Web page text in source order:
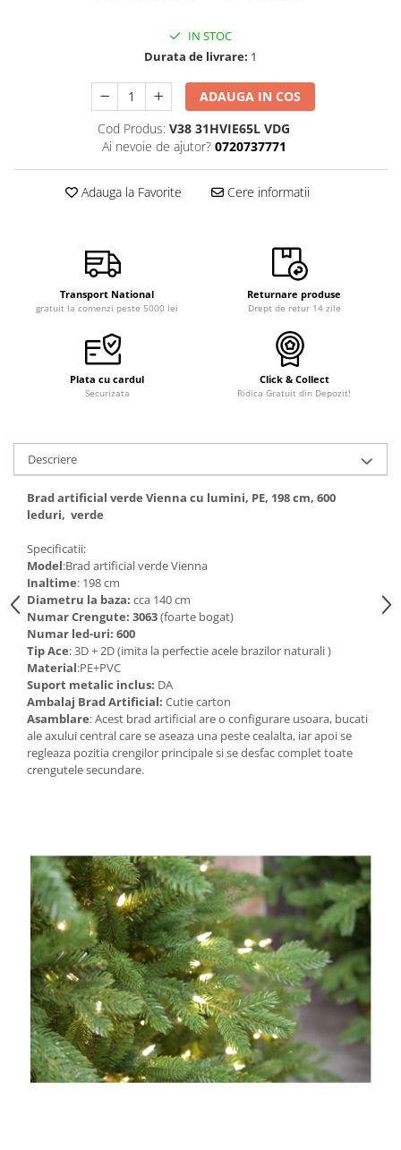
IN STOC
Durata de livrare: 1
ADAUGA IN COS
Cod Produs: V38 31HVIE65L VDG
Ai nevoie de ajutor? 0720737771
Adauga la Favorite Cere informatii
Transport National
gratuit la comenzi peste 5000 lei
Returnare produse
Drept de retur 14 zile
Plata cu cardul
Securizata
Click & Collect
Ridica Gratuit din Depozit!
Descriere
Brad artificial verde Vienna cu lumini, PE, 198 cm, 600
leduri, verde
Specificatii:
Model:Brad artificial verde Vienna
Inaltime: 198 cm
Diametru la baza: cca 140 cm
Numar Crengute: 3063(foarte bogat)
Numar led-uri: 600
Tip Ace: 3D + 2D (imita la perfectie acele brazilor naturali )
Material:PE+PVC
Suport metalic inclus: DA
Ambalaj Brad Artificial: Cutie carton
Asamblare: Acest brad artificial are o configurare usoara, bucati
ale axului central care se aseaza una peste cealalta, iar apoi se
regleaza pozitia crengilor principale si se desfac complet toate
crengutele secundare.